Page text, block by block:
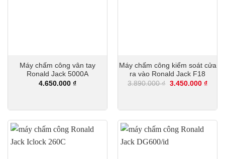
Máy chấm công vân tay
Ronald Jack 5000A
4.650.000 ₫
Máy chấm công kiểm soát cửa
ra vào Ronald Jack F18
3.890.000₫ Giá
3.450.000 ₫Giá